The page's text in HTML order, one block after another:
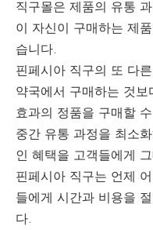
직구몰은 제품의 유통
이 자신이 구매하는 제
습니다.
핀페시아 직구의 또 다
약국에서 구매하는 것
효과의 정품을 구매할
중간 유통 과정을 최소
인 혜택을 고객들에게
핀페시아 직구는 언제
들에게 시간과 비용을
다.